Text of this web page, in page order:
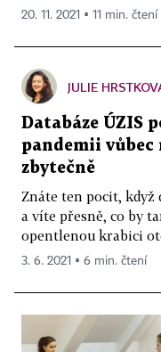
20. 11. 2021 ▪ 11 min. čtení
JULIE
Databáze ÚZIS
pandemii
zbytečně
Znáte ten pocit, když
a víte přesně, co by
opentlenou krabici
3. 6. 2021 ▪ 6 min. čtení